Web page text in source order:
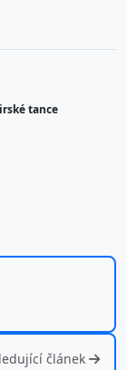
tance
článek